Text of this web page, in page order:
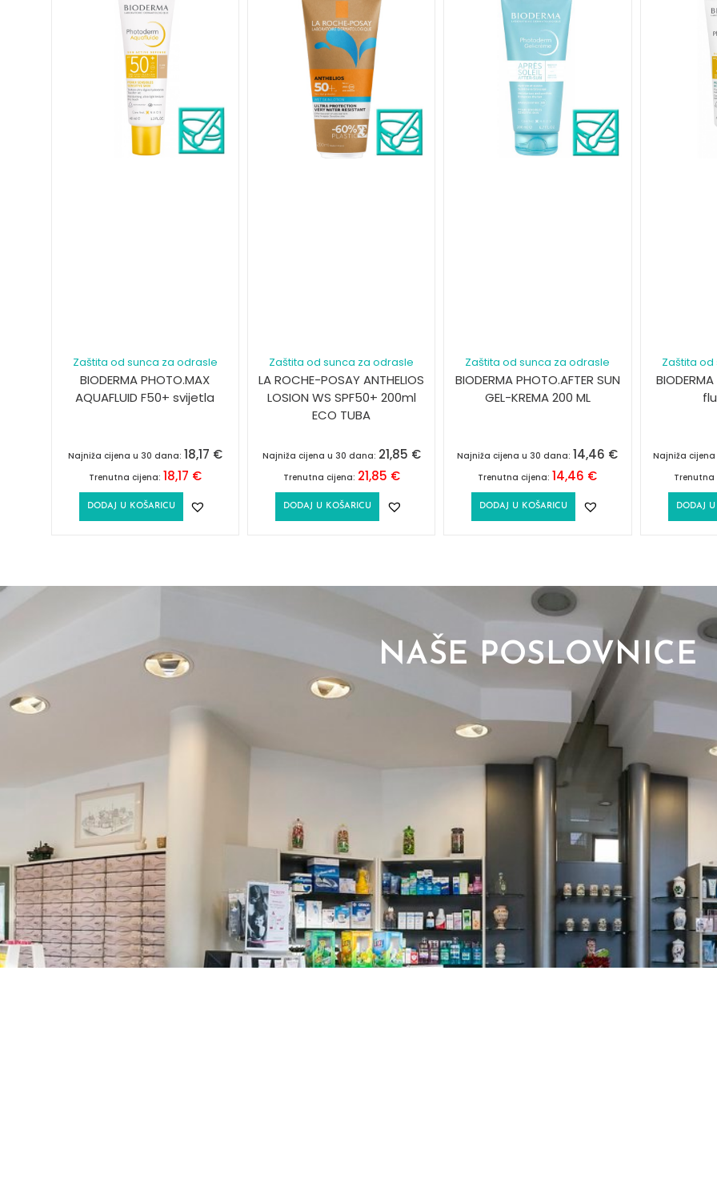
Zaštita od sunca za odrasle
BIODERMA PHOTO.MAX
AQUAFLUID F50+ svijetla
Najniža cijena u 30 dana: 18,17 €
Trenutna cijena: 18,17 €
DODAJ U KOŠARICU
Zaštita od sunca za odrasle
LA ROCHE-POSAY ANTHELIOS
LOSION WS SPF50+ 200ml
ECO TUBA
Najniža cijena u 30 dana: 21,85 €
Trenutna cijena: 21,85 €
DODAJ U KOŠARICU
Zaštita od sunca za odrasle
BIODERMA PHOTO.AFTER SUN
GEL-KREMA 200 ML
Najniža cijena u 30 dana: 14,46 €
Trenutna cijena: 14,46 €
DODAJ U KOŠARICU
Zaštita
Najniža
DODAJ
NAŠE POSLOVNICE